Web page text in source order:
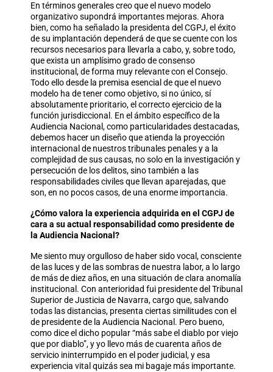
En términos generales creo que el nuevo modelo
organizativo supondrá importantes mejoras. Ahora
bien, como ha señalado la presidenta del CGPJ, el éxito
de su implantación dependerá de que se cuente con los
recursos necesarios para llevarla a cabo, y, sobre todo,
que exista un amplísimo grado de consenso
institucional, de forma muy relevante con el Consejo.
Todo ello desde la premisa esencial de que el nuevo
modelo ha de tener como objetivo, si no único, sí
absolutamente prioritario, el correcto ejercicio de la
función jurisdiccional. En el ámbito específico de la
Audiencia Nacional, como particularidades destacadas,
debemos hacer un diseño que atienda la proyección
internacional de nuestros tribunales penales y a la
complejidad de sus causas, no solo en la investigación y
persecución de los delitos, sino también a las
responsabilidades civiles que llevan aparejadas, que
son, en no pocos casos, de una enorme importancia.
¿Cómo valora la experiencia adquirida en el CGPJ de
cara a su actual responsabilidad como presidente de
la Audiencia Nacional?
Me siento muy orgulloso de haber sido vocal, consciente
de las luces y de las sombras de nuestra labor, a lo largo
de más de diez años, en una situación de clara anomalía
institucional. Con anterioridad fui presidente del Tribunal
Superior de Justicia de Navarra, cargo que, salvando
todas las distancias, presenta ciertas similitudes con el
de presidente de la Audiencia Nacional. Pero bueno,
como dice el dicho popular “más sabe el diablo por viejo
que por diablo”, y yo llevo más de cuarenta años de
servicio ininterrumpido en el poder judicial, y esa
experiencia vital quizás sea mi bagaje más importante.